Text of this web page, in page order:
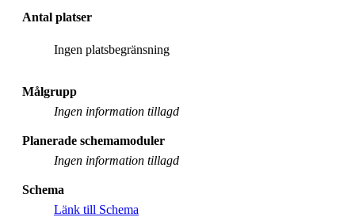
Antal platser
Ingen platsbegränsning
Målgrupp
Ingen information tillagd
Planerade schemamoduler
Ingen information tillagd
Schema
Länk till Schema